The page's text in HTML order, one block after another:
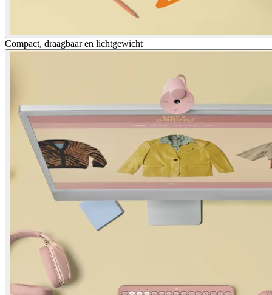
Compact, draagbaar en lichtgewicht